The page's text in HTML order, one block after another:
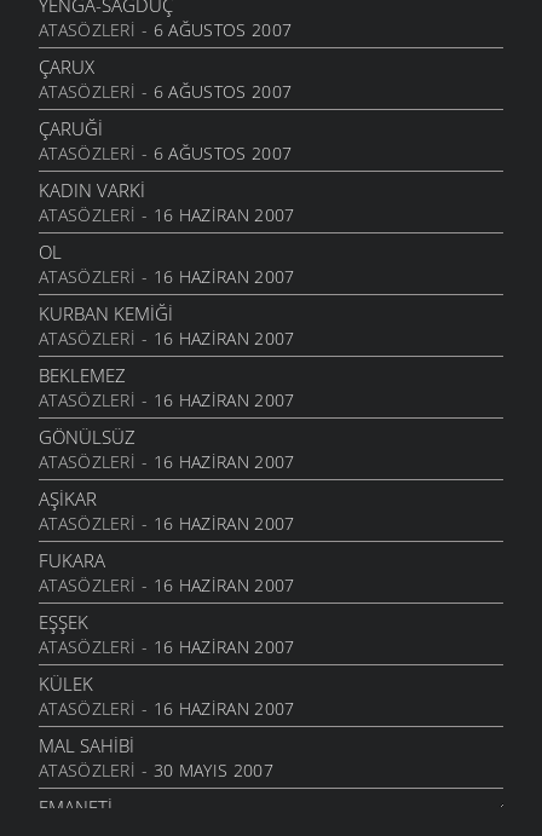
HABU DERE AŞŞAĞI
3 KASIM 2007
TEŞI
2 KASIM 2007
İP ATTIM
27 EKIM 2007
YAMADAN GAL YAMADAN
28 EYLÜL 2007
YENGA-SAĞDUÇ
ATASÖZLERI - 6 AĞUSTOS 2007
ÇARUX
ATASÖZLERI - 6 AĞUSTOS 2007
ÇARUĞI
ATASÖZLERI - 6 AĞUSTOS 2007
KADIN VARKI
ATASÖZLERI - 16 HAZIRAN 2007
OL
ATASÖZLERI - 16 HAZIRAN 2007
KURBAN KEMIĞI
ATASÖZLERI - 16 HAZIRAN 2007
BEKLEMEZ
ATASÖZLERI - 16 HAZIRAN 2007
GÖNÜLSÜZ
ATASÖZLERI - 16 HAZIRAN 2007
AŞIKAR
ATASÖZLERI - 16 HAZIRAN 2007
FUKARA
ATASÖZLERI - 16 HAZIRAN 2007
EŞŞEK
ATASÖZLERI - 16 HAZIRAN 2007
KÜLEK
ATASÖZLERI - 16 HAZIRAN 2007
MAL SAHIBI
ATASÖZLERI - 30 MAYIS 2007
EMANETI